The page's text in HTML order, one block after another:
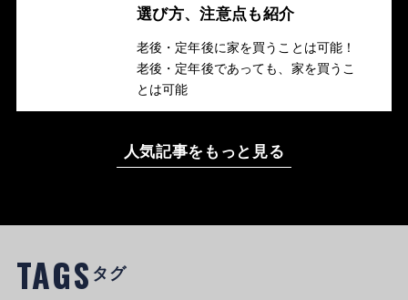
選び方、注意点も紹介
老後・定年後に家を買うことは可能！
老後・定年後であっても、家を買うこ
とは可能
人気記事をもっと見る
TAGS タグ